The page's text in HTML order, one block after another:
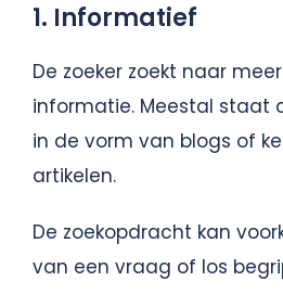
1. Informatief
De zoeker zoekt naar
informatie. Meestal staat
in de vorm van blogs of
artikelen.
De zoekopdracht kan
van een vraag of los